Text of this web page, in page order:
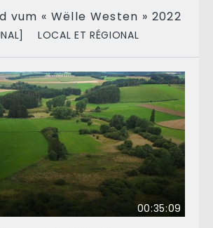
vum « Wëlle Westen » 2022
LOCAL ET RÉGIONAL
00:35:09